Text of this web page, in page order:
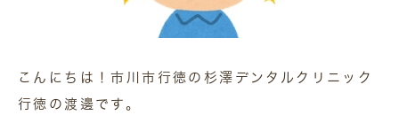
こんにちは！市川市行徳の杉澤デンタルクリニック
行徳の渡邊です。